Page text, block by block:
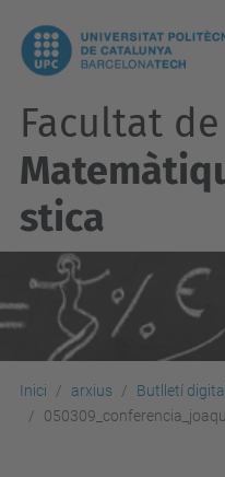
Facultat de
stica
Inici arxius Butlletí digital